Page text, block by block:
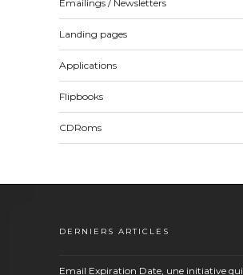
Emailings / Newsletters
Landing pages
Applications
Flipbooks
CDRoms
DERNIERS ARTICLES
Email Expiration Date, une initiative